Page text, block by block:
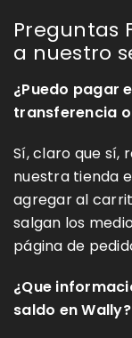
Preguntas
a nuestro
¿Puedo pagar
transferencia
Sí, claro que sí,
nuestra tienda
agregar al
salgan los
página de
¿Que
saldo en Wally?